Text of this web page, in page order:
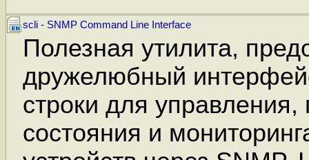
scli - SNMP Command Line Interface
Полезная утилита,
дружелюбный
строки для управления,
состояния и